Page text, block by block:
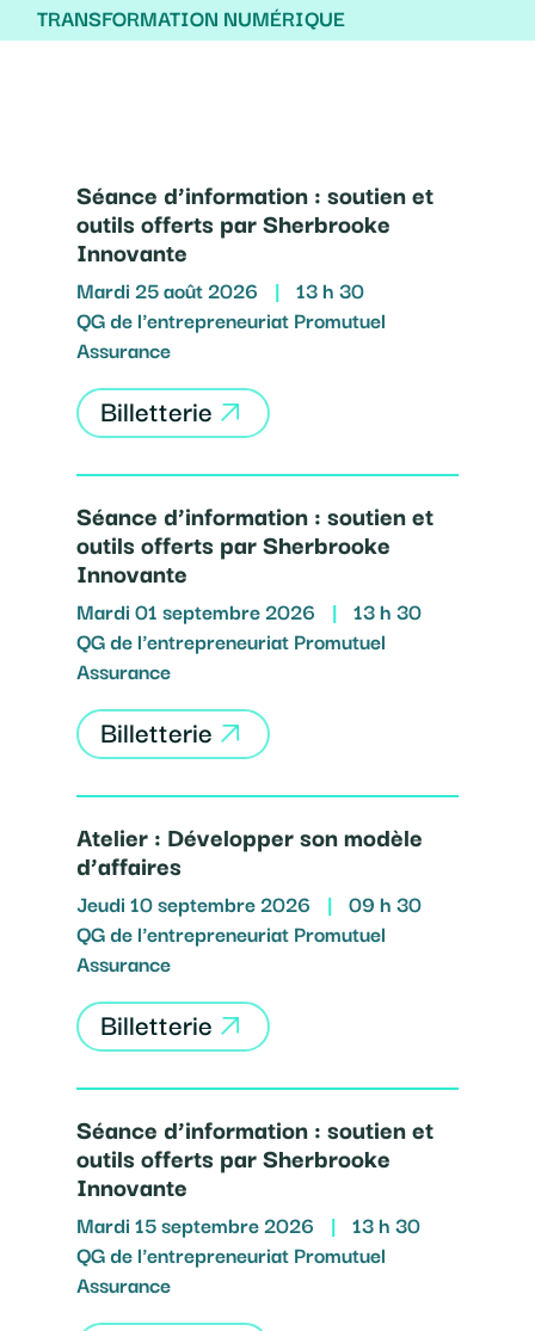
TRANSFORMATION NUMÉRIQUE
Séance d’information : soutien et
outils offerts par Sherbrooke
Innovante
Mardi 25 août 2026 | 13 h 30
QG de l'entrepreneuriat Promutuel
Assurance
Billetterie
Séance d’information : soutien et
outils offerts par Sherbrooke
Innovante
Mardi 01 septembre 2026 | 13 h 30
QG de l'entrepreneuriat Promutuel
Assurance
Billetterie
Atelier : Développer son modèle
d’affaires
Jeudi 10 septembre 2026 | 09 h 30
QG de l'entrepreneuriat Promutuel
Assurance
Billetterie
Séance d’information : soutien et
outils offerts par Sherbrooke
Innovante
Mardi 15 septembre 2026 | 13 h 30
QG de l'entrepreneuriat Promutuel
Assurance